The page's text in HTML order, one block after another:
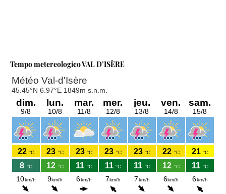
Tempo metereologico VAL D’ISÈRE